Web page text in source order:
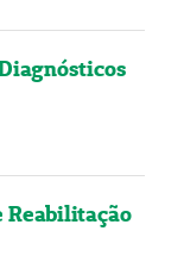
Reabilitação